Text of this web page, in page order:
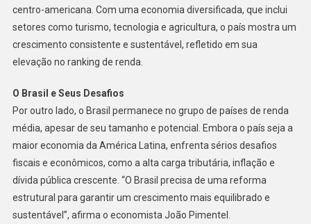
Está?
centro-americana. Com uma economia diversificada, que inclui
setores como turismo, tecnologia e agricultura, o país mostra um
crescimento consistente e sustentável, refletido em sua
elevação no ranking de renda.
O Brasil e Seus Desafios
Por outro lado, o Brasil permanece no grupo de países de renda
média, apesar de seu tamanho e potencial. Embora o país seja a
maior economia da América Latina, enfrenta sérios desafios
fiscais e econômicos, como a alta carga tributária, inflação e
dívida pública crescente. “O Brasil precisa de uma reforma
estrutural para garantir um crescimento mais equilibrado e
sustentável”, afirma o economista João Pimentel.